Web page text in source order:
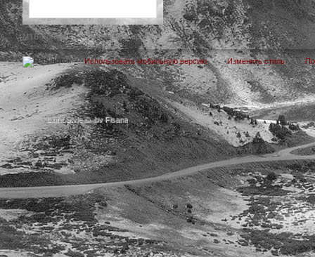
Light Style © by Fisana
MTB-FoRuM → Публикации dp
Использовать мобильную версию Изменить стиль